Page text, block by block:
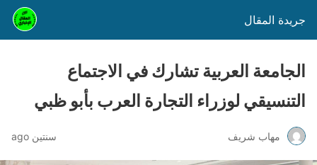
جريدة المقال
الجامعة العربية تشارك في الاجتماع
التنسيقي لوزراء التجارة العرب بأبو ظبي
مهاب شريف سنتين ago